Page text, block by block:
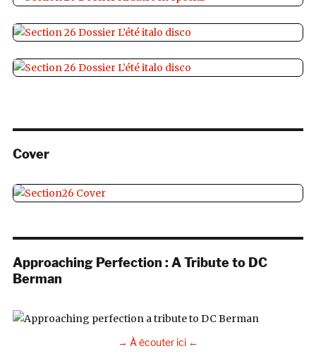
Cover
Approaching Perfection : A Tribute to DC
Berman
→ À écouter ici ←